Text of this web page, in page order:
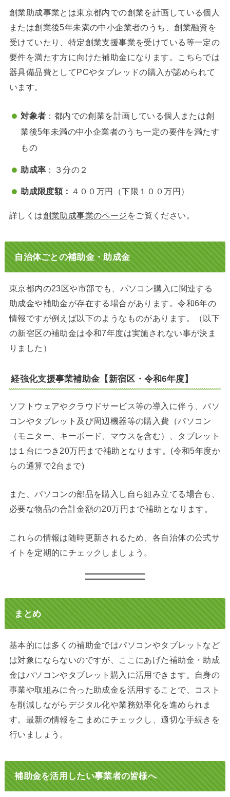
創業助成事業とは東京都内での創業を計画している個人
または創業後5年未満の中小企業者のうち、創業融資を
受けていたり、特定創業支援事業を受けている等一定の
要件を満たす方に向けた補助金になります。こちらでは
器具備品費としてPCやタブレッドの購入が認められて
います。
対象者 ：都内での創業を計画している個人または創
業後5年未満の中小企業者のうち一定の要件を満たす
もの
助成率 ：３分の２
助成限度額： ４００万円（下限１００万円）
詳しくは創業助成事業のページ をご覧ください。
自治体ごとの補助金・助成金
東京都内の23区や市部でも、パソコン購入に関連する
助成金や補助金が存在する場合があります。令和6年の
情報ですが例えば以下のようなものがあります。（以下
の新宿区の補助金は令和7年度は実施されない事が決ま
りました）
経強化支援事業補助金【新宿区・令和6年度】
ソフトウェアやクラウドサービス等の導入に伴う、パソ
コンやタブレット及び周辺機器等の購入費（パソコン
（モニター、キーボード、マウスを含む）、タブレット
は１台につき20万円まで補助となります。(令和5年度か
らの通算で2台まで)
また、パソコンの部品を購入し自ら組み立てる場合も、
必要な物品の合計金額の20万円まで補助となります。
これらの情報は随時更新されるため、各自治体の公式サ
イトを定期的にチェックしましょう。
まとめ
基本的には多くの補助金ではパソコンやタブレットなど
は対象にならないのですが、ここにあげた補助金・助成
金はパソコンやタブレット購入に活用できます。自身の
事業や取組みに合った助成金を活用することで、コスト
を削減しながらデジタル化や業務効率化を進められま
す。最新の情報をこまめにチェックし、適切な手続きを
行いましょう。
補助金を活用したい事業者の皆様へ